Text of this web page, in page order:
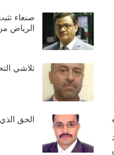
صنعاء
الرياض
تلاشي
الحق